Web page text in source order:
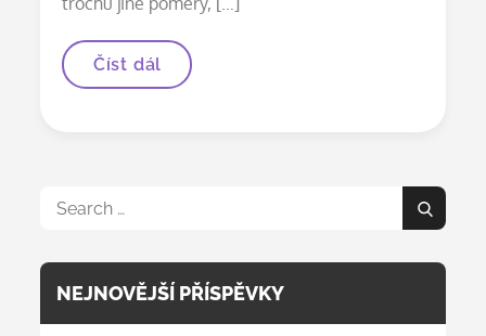
Banánové
muffiny
Číst dál
Search
Search
NEJNOVĚJŠÍ PŘÍSPĚVKY